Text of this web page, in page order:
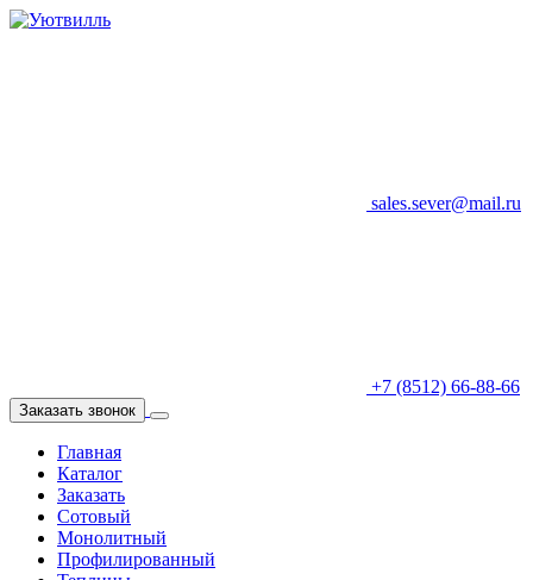
sales.sever@mail.ru
+7 (8512) 66-88-66
Заказать звонок
Главная
Каталог
Заказать
Сотовый
Монолитный
Профилированный